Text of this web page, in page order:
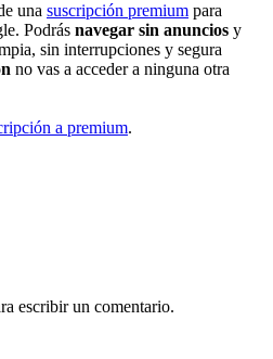
una suscripción premium para
Podrás navegar sin anuncios y
sin interrupciones y segura
no vas a acceder a ninguna otra
a premium.
escribir un comentario.